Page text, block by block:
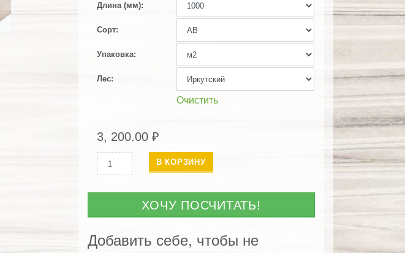
Длина (мм)
Сорт
Упаковка
Лес
Очистить
3, 200.00 ₽
Количество
Блок-
сибирского
44мм
В КОРЗИНУ
ХОЧУ ПОСЧИТАТЬ!
Добавить себе, чтобы не